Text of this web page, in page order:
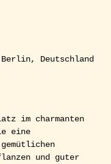
Deutschland
im charmanten
eine
und guter